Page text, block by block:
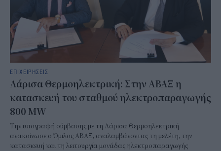
ΕΠΙΧΕΙΡΗΣΕΙΣ
Λάρισα Θερμοηλεκτρική: Στην ΑΒΑΞ η
κατασκευή του σταθμού ηλεκτροπαραγωγής
800 MW
Την υπογραφή σύμβασης με τη Λάρισα Θερμοηλεκτρική
ανακοίνωσε ο Όμιλος ΑΒΑΞ, αναλαμβάνοντας τη μελέτη, την
κατασκευή και τη λειτουργία μονάδας ηλεκτροπαραγωγής